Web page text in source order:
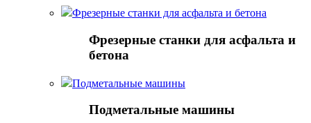
Фрезерные станки для асфальта и бетона
Фрезерные станки для асфальта и
бетона
Подметальные машины
Подметальные машины